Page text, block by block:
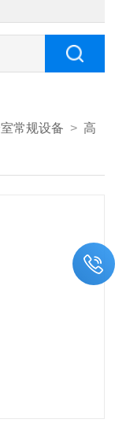
常规设备 >高